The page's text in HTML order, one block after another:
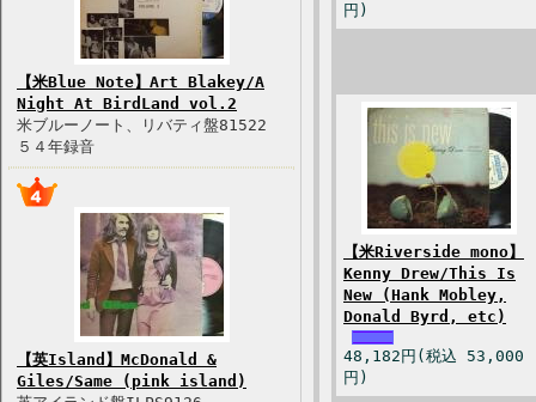
【米Blue Note】Art Blakey/A
Night At BirdLand vol.2
米ブルーノート、リバティ盤81522
５４年録音
【英Island】McDonald &
Giles/Same (pink island)
円)
【米Riverside mono】
Kenny Drew/This Is
New (Hank Mobley,
Donald Byrd, etc)
48,182円(税込 53,000
円)